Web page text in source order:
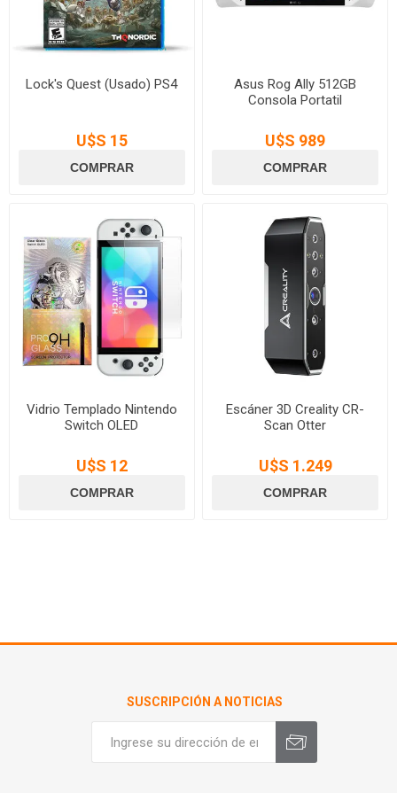
Lock's Quest (Usado) PS4
U$S 15
Asus Rog Ally 512GB
Consola Portatil
U$S 989
Vidrio Templado Nintendo
Switch OLED
U$S 12
Escáner 3D Creality CR-
Scan Otter
U$S 1.249
SUSCRIPCIÓN A NOTICIAS